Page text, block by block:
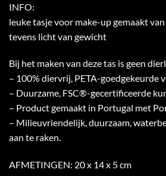
INFO:
leuke tasje voor make-up gemaakt
tevens licht van gewicht
Bij het maken van deze tas is geen
– 100% diervrij, PETA-goedgekeurde
– Duurzame, FSC®-gecertificeerde
– Product gemaakt in Portugal met
– Milieuvriendelijk, duurzaam,
aan te raken.
AFMETINGEN: 20 x 14 x 5 cm